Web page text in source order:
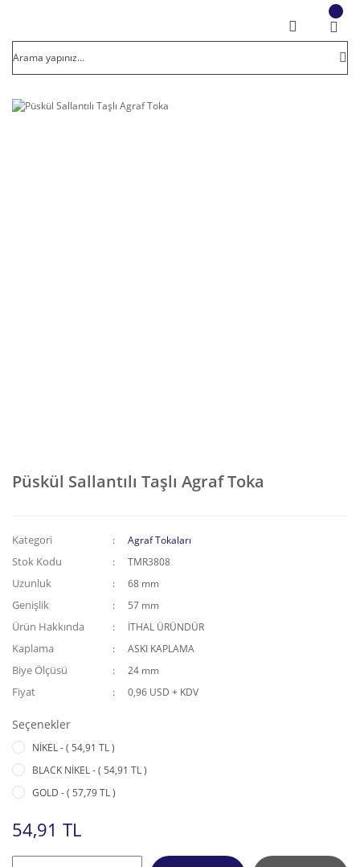
Püskül Sallantılı Taşlı Agraf Toka
Kategori Agraf Tokaları
Stok Kodu TMR3808
Uzunluk 68 mm
Genişlik 57 mm
Ürün Hakkında İTHAL ÜRÜNDÜR
Kaplama ASKI KAPLAMA
Biye Ölçüsü 24 mm
Fiyat 0,96 USD + KDV
Seçenekler
NİKEL - ( 54,91 TL )
BLACK NİKEL - ( 54,91 TL )
GOLD - ( 57,79 TL )
54,91 TL